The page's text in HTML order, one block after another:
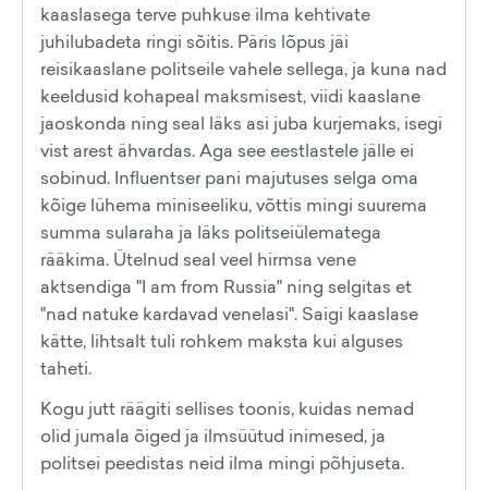
kaaslasega terve puhkuse ilma kehtivate
juhilubadeta ringi sõitis. Päris lõpus jäi
reisikaaslane politseile vahele sellega, ja kuna nad
keeldusid kohapeal maksmisest, viidi kaaslane
jaoskonda ning seal läks asi juba kurjemaks, isegi
vist arest ähvardas. Aga see eestlastele jälle ei
sobinud. Influentser pani majutuses selga oma
kõige lühema miniseeliku, võttis mingi suurema
summa sularaha ja läks politseiülematega
rääkima. Ütelnud seal veel hirmsa vene
aktsendiga "I am from Russia" ning selgitas et
"nad natuke kardavad venelasi". Saigi kaaslase
kätte, lihtsalt tuli rohkem maksta kui alguses
taheti.
Kogu jutt räägiti sellises toonis, kuidas nemad
olid jumala õiged ja ilmsüütud inimesed, ja
politsei peedistas neid ilma mingi põhjuseta.